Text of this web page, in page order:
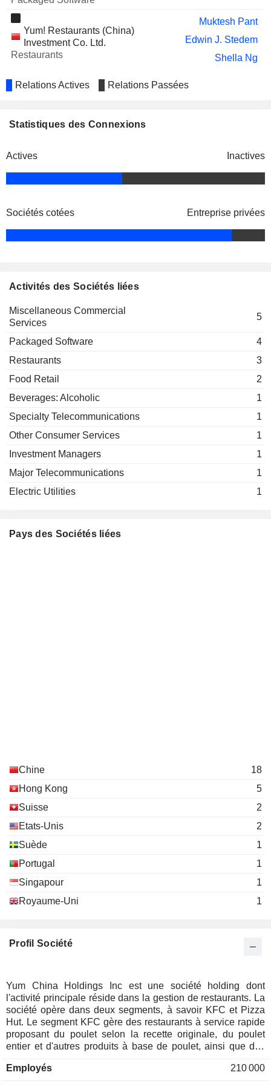
Yum! Restaurants (China)
Investment Co. Ltd.
Restaurants
Muktesh Pant
Edwin J. Stedem
Shella Ng
Relations Actives Relations Passées
Statistiques des Connexions
Actives Inactives
Sociétés cotées Entreprise privées
Activités des Sociétés liées
Miscellaneous Commercial
Services
5
Packaged Software
4
Restaurants
3
Food Retail
2
Beverages: Alcoholic
1
Specialty Telecommunications
1
Other Consumer Services
1
Investment Managers
1
Major Telecommunications
1
Electric Utilities
1
Pays des Sociétés liées
Chine
18
Hong Kong
5
Suisse
2
Etats-Unis
2
Suède
1
Portugal
1
Singapour
1
Royaume-Uni
1
Profil Société
Yum China Holdings Inc est une société holding dont
l'activité principale réside dans la gestion de restaurants. La
société opère dans deux segments, à savoir KFC et Pizza
Hut. Le segment KFC gère des restaurants à service rapide
proposant du poulet selon la recette originale, du poulet
entier et d'autres produits à base de poulet, ainsi que des
base de riz, des bouillies de riz, des légumes frais, des
Employés 210 000